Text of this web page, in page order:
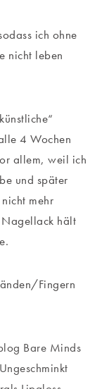
ich ohne
nicht leben
4 Wochen
allem, weil ich
und später
mehr
Nagellack hält
Fingern